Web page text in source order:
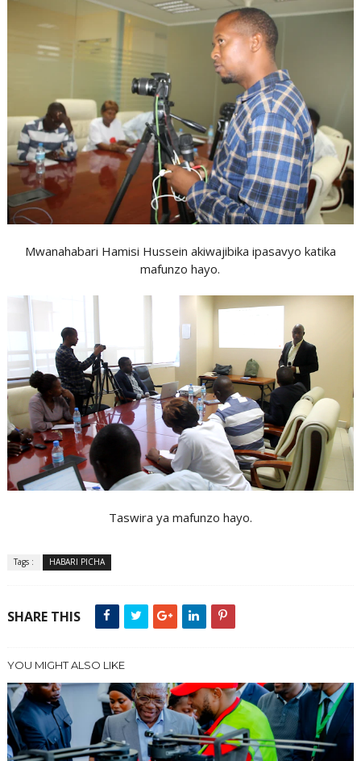
Mwanahabari Hamisi Hussein akiwajibika ipasavyo katika
mafunzo hayo.
Taswira ya mafunzo hayo.
Tags : HABARI PICHA
SHARE THIS
YOU MIGHT ALSO LIKE